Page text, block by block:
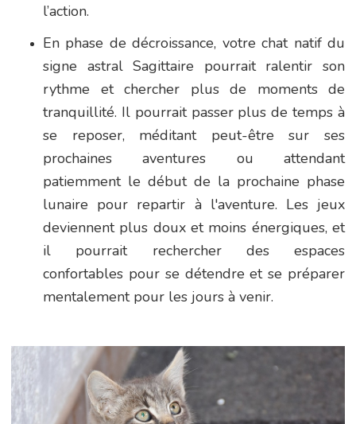
l’action.
En phase de décroissance, votre chat natif du
signe astral Sagittaire pourrait ralentir son
rythme et chercher plus de moments de
tranquillité. Il pourrait passer plus de temps à
se reposer, méditant peut-être sur ses
prochaines aventures ou attendant
patiemment le début de la prochaine phase
lunaire pour repartir à l'aventure. Les jeux
deviennent plus doux et moins énergiques, et
il pourrait rechercher des espaces
confortables pour se détendre et se préparer
mentalement pour les jours à venir.